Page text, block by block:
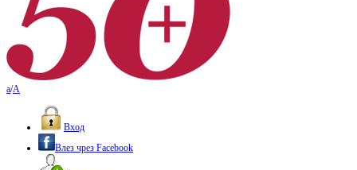
a/A
Вход
Влез чрез Facebook